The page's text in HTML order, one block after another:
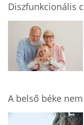
Diszfunkcionális
A belső béke